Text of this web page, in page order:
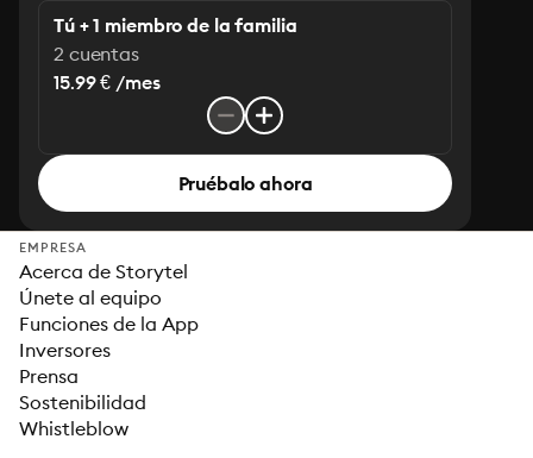
Tú + 1 miembro de la familia
2 cuentas
15.99 € /mes
Pruébalo ahora
EMPRESA
Acerca de Storytel
Únete al equipo
Funciones de la App
Inversores
Prensa
Sostenibilidad
Whistleblow